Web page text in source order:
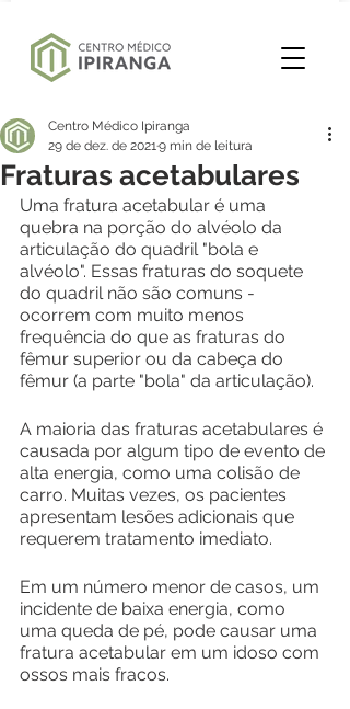
Fraturas acetabulares
Centro Médico Ipiranga
29 de dez. de 20219 min de leitura
Uma fratura acetabular é uma
quebra na porção do alvéolo da
articulação do quadril "bola e
alvéolo". Essas fraturas do soquete
do quadril não são comuns -
ocorrem com muito menos
frequência do que as fraturas do
fêmur superior ou da cabeça do
fêmur (a parte "bola" da articulação).
A maioria das fraturas acetabulares é
causada por algum tipo de evento de
alta energia, como uma colisão de
carro. Muitas vezes, os pacientes
apresentam lesões adicionais que
requerem tratamento imediato.
Em um número menor de casos, um
incidente de baixa energia, como
uma queda de pé, pode causar uma
fratura acetabular em um idoso com
ossos mais fracos.